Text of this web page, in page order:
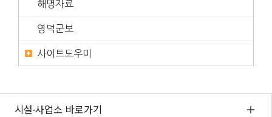
해명자료
영덕군보
사이트도우미
시설·사업소 바로가기